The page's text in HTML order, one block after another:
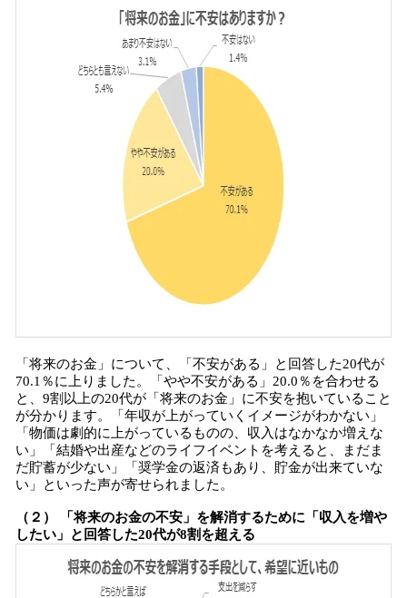
「将来のお金」について、「不安がある」と回答した20代が
70.1％に上りました。「やや不安がある」20.0％を合わせる
と、9割以上の20代が「将来のお金」に不安を抱いていること
が分かります。「年収が上がっていくイメージがわかない」
「物価は劇的に上がっているものの、収入はなかなか増えな
い」「結婚や出産などのライフイベントを考えると、まだま
だ貯蓄が少ない」「奨学金の返済もあり、貯金が出来ていな
い」といった声が寄せられました。
（２） 「将来のお金の不安」を解消するために「収入を増や
したい」と回答した20代が8割を超える